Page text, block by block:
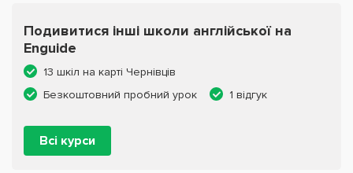
Подивитися інші школи англійської на
Enguide
13 шкіл на карті Чернівців
Безкоштовний пробний урок
1 відгук
Всі курси